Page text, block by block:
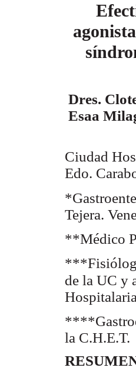
Dres.
Esaa
Ciudad
Edo.
Tejera.
**Médico
de la UC y
la C.H.E.T.